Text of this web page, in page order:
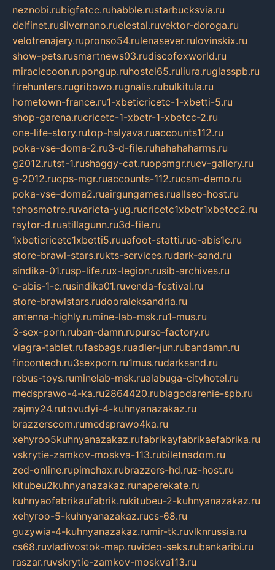
neznobi.rubigfatcc.ruhabble.rustarbucksvia.ru
delfinet.rusilvernano.ruelestal.ruvektor-doroga.ru
velotrenajery.rupronso54.rulenasever.rulovinskix.ru
show-pets.rusmartnews03.rudiscofoxworld.ru
miraclecoon.rupongup.ruhostel65.ruliura.ruglasspb.ru
firehunters.rugribowo.rugnalis.rubulkitula.ru
hometown-france.ru1-xbeticricetc-1-xbetti-5.ru
shop-garena.rucricetc-1-xbetr-1-xbetcc-2.ru
one-life-story.rutop-halyava.ruaccounts112.ru
poka-vse-doma-2.ru3-d-file.ruhahahaharms.ru
g2012.rutst-1.rushaggy-cat.ruopsmgr.ruev-gallery.ru
g-2012.ruops-mgr.ruaccounts-112.rucsm-demo.ru
poka-vse-doma2.ruairgungames.ruallseo-host.ru
tehosmotre.ruvarieta-yug.rucricetc1xbetr1xbetcc2.ru
raytor-d.ruatillagunn.ru3d-file.ru
1xbeticricetc1xbetti5.ruuafoot-statti.rue-abis1c.ru
store-brawl-stars.rukts-services.rudark-sand.ru
sindika-01.rusp-life.rux-legion.rusib-archives.ru
e-abis-1-c.rusindika01.ruvenda-festival.ru
store-brawlstars.rudooraleksandria.ru
antenna-highly.rumine-lab-msk.ru1-mus.ru
3-sex-porn.ruban-damn.rupurse-factory.ru
viagra-tablet.rufasbags.ruadler-jun.rubandamn.ru
fincontech.ru3sexporn.ru1mus.rudarksand.ru
rebus-toys.ruminelab-msk.rualabuga-cityhotel.ru
medsprawo-4-ka.ru2864420.rublagodarenie-spb.ru
zajmy24.rutovudyi-4-kuhnyanazakaz.ru
brazzerscom.rumedsprawo4ka.ru
xehyroo5kuhnyanazakaz.rufabrikayfabrikaefabrika.ru
vskrytie-zamkov-moskva-113.rubiletnadom.ru
zed-online.rupimchax.rubrazzers-hd.ruz-host.ru
kitubeu2kuhnyanazakaz.runaperekate.ru
kuhnyaofabrikaufabrik.rukitubeu-2-kuhnyanazakaz.ru
xehyroo-5-kuhnyanazakaz.rucs-68.ru
guzywia-4-kuhnyanazakaz.rumir-tk.ruvlknrussia.ru
cs68.ruvladivostok-map.ruvideo-seks.rubankaribi.ru
raszar.ruvskrytie-zamkov-moskva113.ru